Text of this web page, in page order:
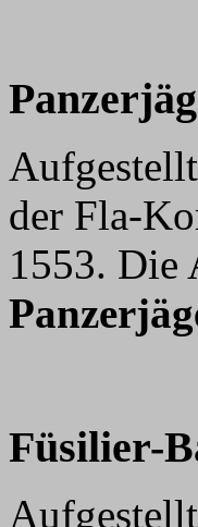
Panzerj
der Fla-
1553. Die
Füsilier-